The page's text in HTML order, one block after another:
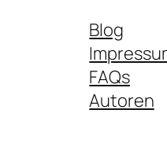
Blog
FAQs
Autoren